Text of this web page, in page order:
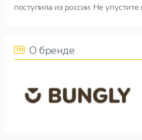
поступила из россии. Не
О бренде